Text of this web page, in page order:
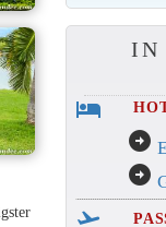
IN
hotel
arrow_circle_right
arrow_circle_right
flight_takeoff